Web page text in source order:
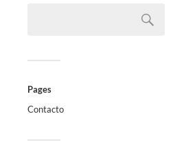
Pages
Contacto